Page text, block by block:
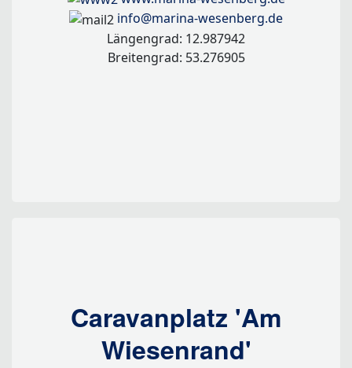
info@marina-wesenberg.de
Längengrad: 12.987942
Breitengrad: 53.276905
Caravanplatz 'Am
Wiesenrand'